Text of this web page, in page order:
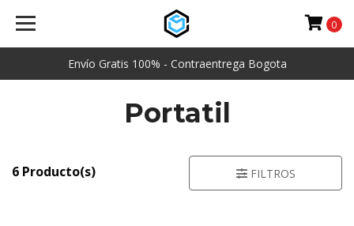
Envío Gratis 100% - Contraentrega Bogota
0
Portatil
6 Producto(s) FILTROS